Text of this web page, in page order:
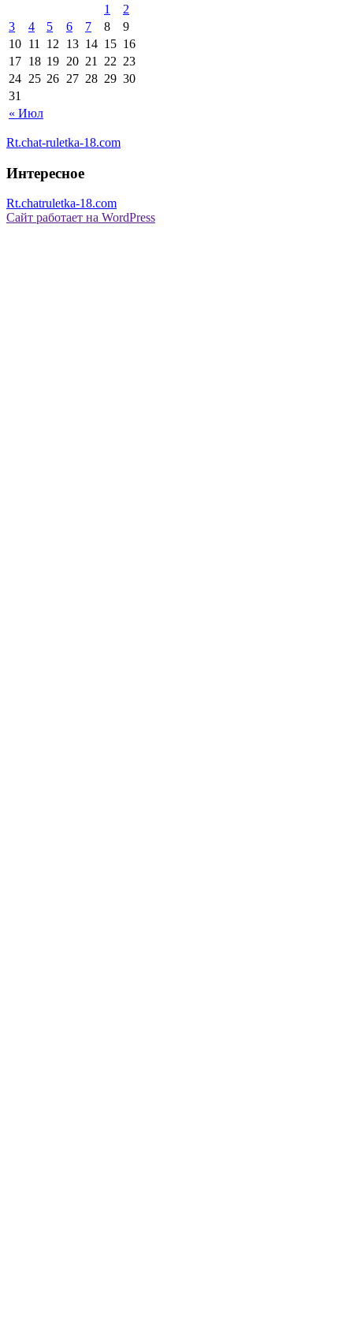
« Июл
1
2
3
4 5 6 7 8
9
10 11 12 13 14 15 16
17 18 19 20 21 22 23
24 25 26 27 28 29 30
31
Rt.chat-ruletka-18.com
Интересное
Rt.chatruletka-18.com
Сайт работает на WordPress